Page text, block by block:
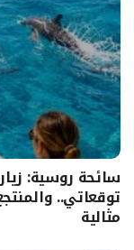
سائحة روسية:
توقعاتي..
مثالية